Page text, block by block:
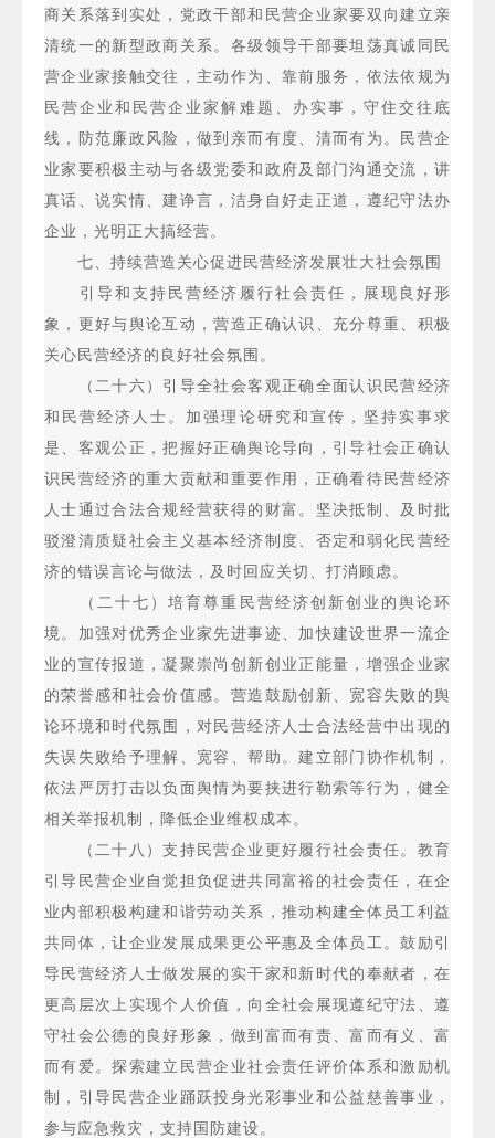
商关系落到实处，党政干部和民营企业家要双向建立亲
清统一的新型政商关系。各级领导干部要坦荡真诚同民
营企业家接触交往，主动作为、靠前服务，依法依规为
民营企业和民营企业家解难题、办实事，守住交往底
线，防范廉政风险，做到亲而有度、清而有为。民营企
业家要积极主动与各级党委和政府及部门沟通交流，讲
真话、说实情、建诤言，洁身自好走正道，遵纪守法办
企业，光明正大搞经营。
七、持续营造关心促进民营经济发展壮大社会氛围
引导和支持民营经济履行社会责任，展现良好形
象，更好与舆论互动，营造正确认识、充分尊重、积极
关心民营经济的良好社会氛围。
（二十六）引导全社会客观正确全面认识民营经济
和民营经济人士。加强理论研究和宣传，坚持实事求
是、客观公正，把握好正确舆论导向，引导社会正确认
识民营经济的重大贡献和重要作用，正确看待民营经济
人士通过合法合规经营获得的财富。坚决抵制、及时批
驳澄清质疑社会主义基本经济制度、否定和弱化民营经
济的错误言论与做法，及时回应关切、打消顾虑。
（二十七）培育尊重民营经济创新创业的舆论环
境。加强对优秀企业家先进事迹、加快建设世界一流企
业的宣传报道，凝聚崇尚创新创业正能量，增强企业家
的荣誉感和社会价值感。营造鼓励创新、宽容失败的舆
论环境和时代氛围，对民营经济人士合法经营中出现的
失误失败给予理解、宽容、帮助。建立部门协作机制，
依法严厉打击以负面舆情为要挟进行勒索等行为，健全
相关举报机制，降低企业维权成本。
（二十八）支持民营企业更好履行社会责任。教育
引导民营企业自觉担负促进共同富裕的社会责任，在企
业内部积极构建和谐劳动关系，推动构建全体员工利益
共同体，让企业发展成果更公平惠及全体员工。鼓励引
导民营经济人士做发展的实干家和新时代的奉献者，在
更高层次上实现个人价值，向全社会展现遵纪守法、遵
守社会公德的良好形象，做到富而有责、富而有义、富
而有爱。探索建立民营企业社会责任评价体系和激励机
制，引导民营企业踊跃投身光彩事业和公益慈善事业，
参与应急救灾，支持国防建设。